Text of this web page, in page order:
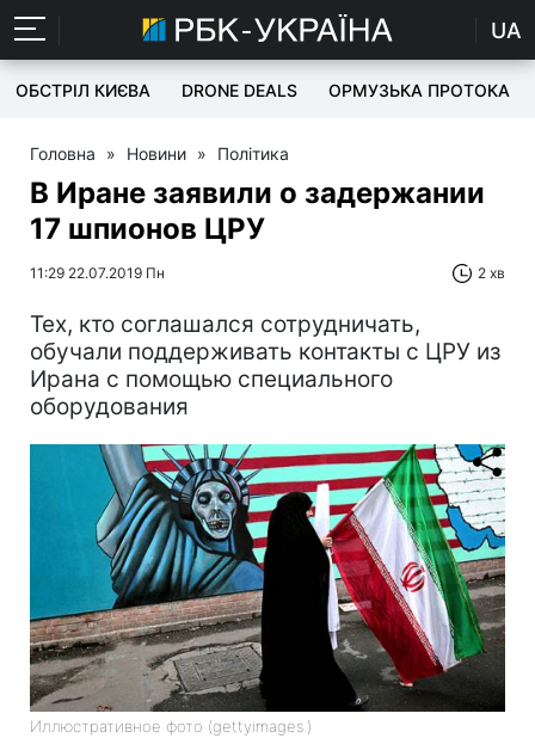
UA
ОБСТРІЛ КИЄВА DRONE DEALS ОРМУЗЬКА ПРОТОКА
Головна » Новини » Політика
В Иране заявили о задержании
17 шпионов ЦРУ
11:29 22.07.2019 Пн 2 хв
Тех, кто соглашался сотрудничать,
обучали поддерживать контакты с ЦРУ из
Ирана с помощью специального
оборудования
Иллюстративное фото (gettyimages.)